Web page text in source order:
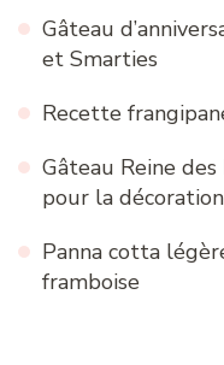
Gâteau
et Smarties
Recette
Gâteau Reine
pour la
Panna cotta
framboise